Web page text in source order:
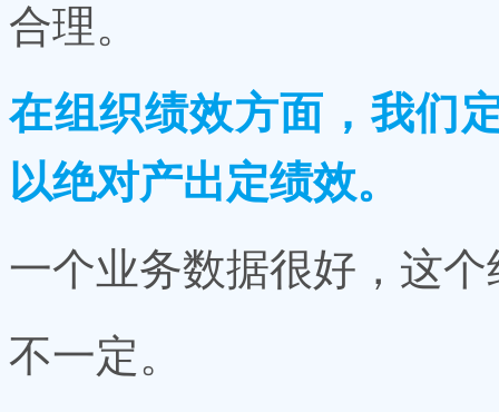
合理。
在组织绩效方面，我们
以绝对产出定绩效。
一个业务数据很好，这
不一定。